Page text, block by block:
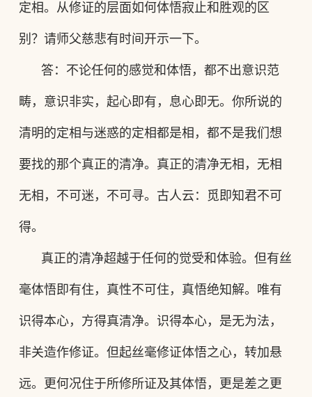
定相。从修证的层面如何体悟寂止和胜观的区
别？请师父慈悲有时间开示一下。
答：不论任何的感觉和体悟，都不出意识范
畴，意识非实，起心即有，息心即无。你所说的
清明的定相与迷惑的定相都是相，都不是我们想
要找的那个真正的清净。真正的清净无相，无相
无相，不可迷，不可寻。古人云：觅即知君不可
得。
真正的清净超越于任何的觉受和体验。但有丝
毫体悟即有住，真性不可住，真悟绝知解。唯有
识得本心，方得真清净。识得本心，是无为法，
非关造作修证。但起丝毫修证体悟之心，转加悬
远。更何况住于所修所证及其体悟，更是差之更